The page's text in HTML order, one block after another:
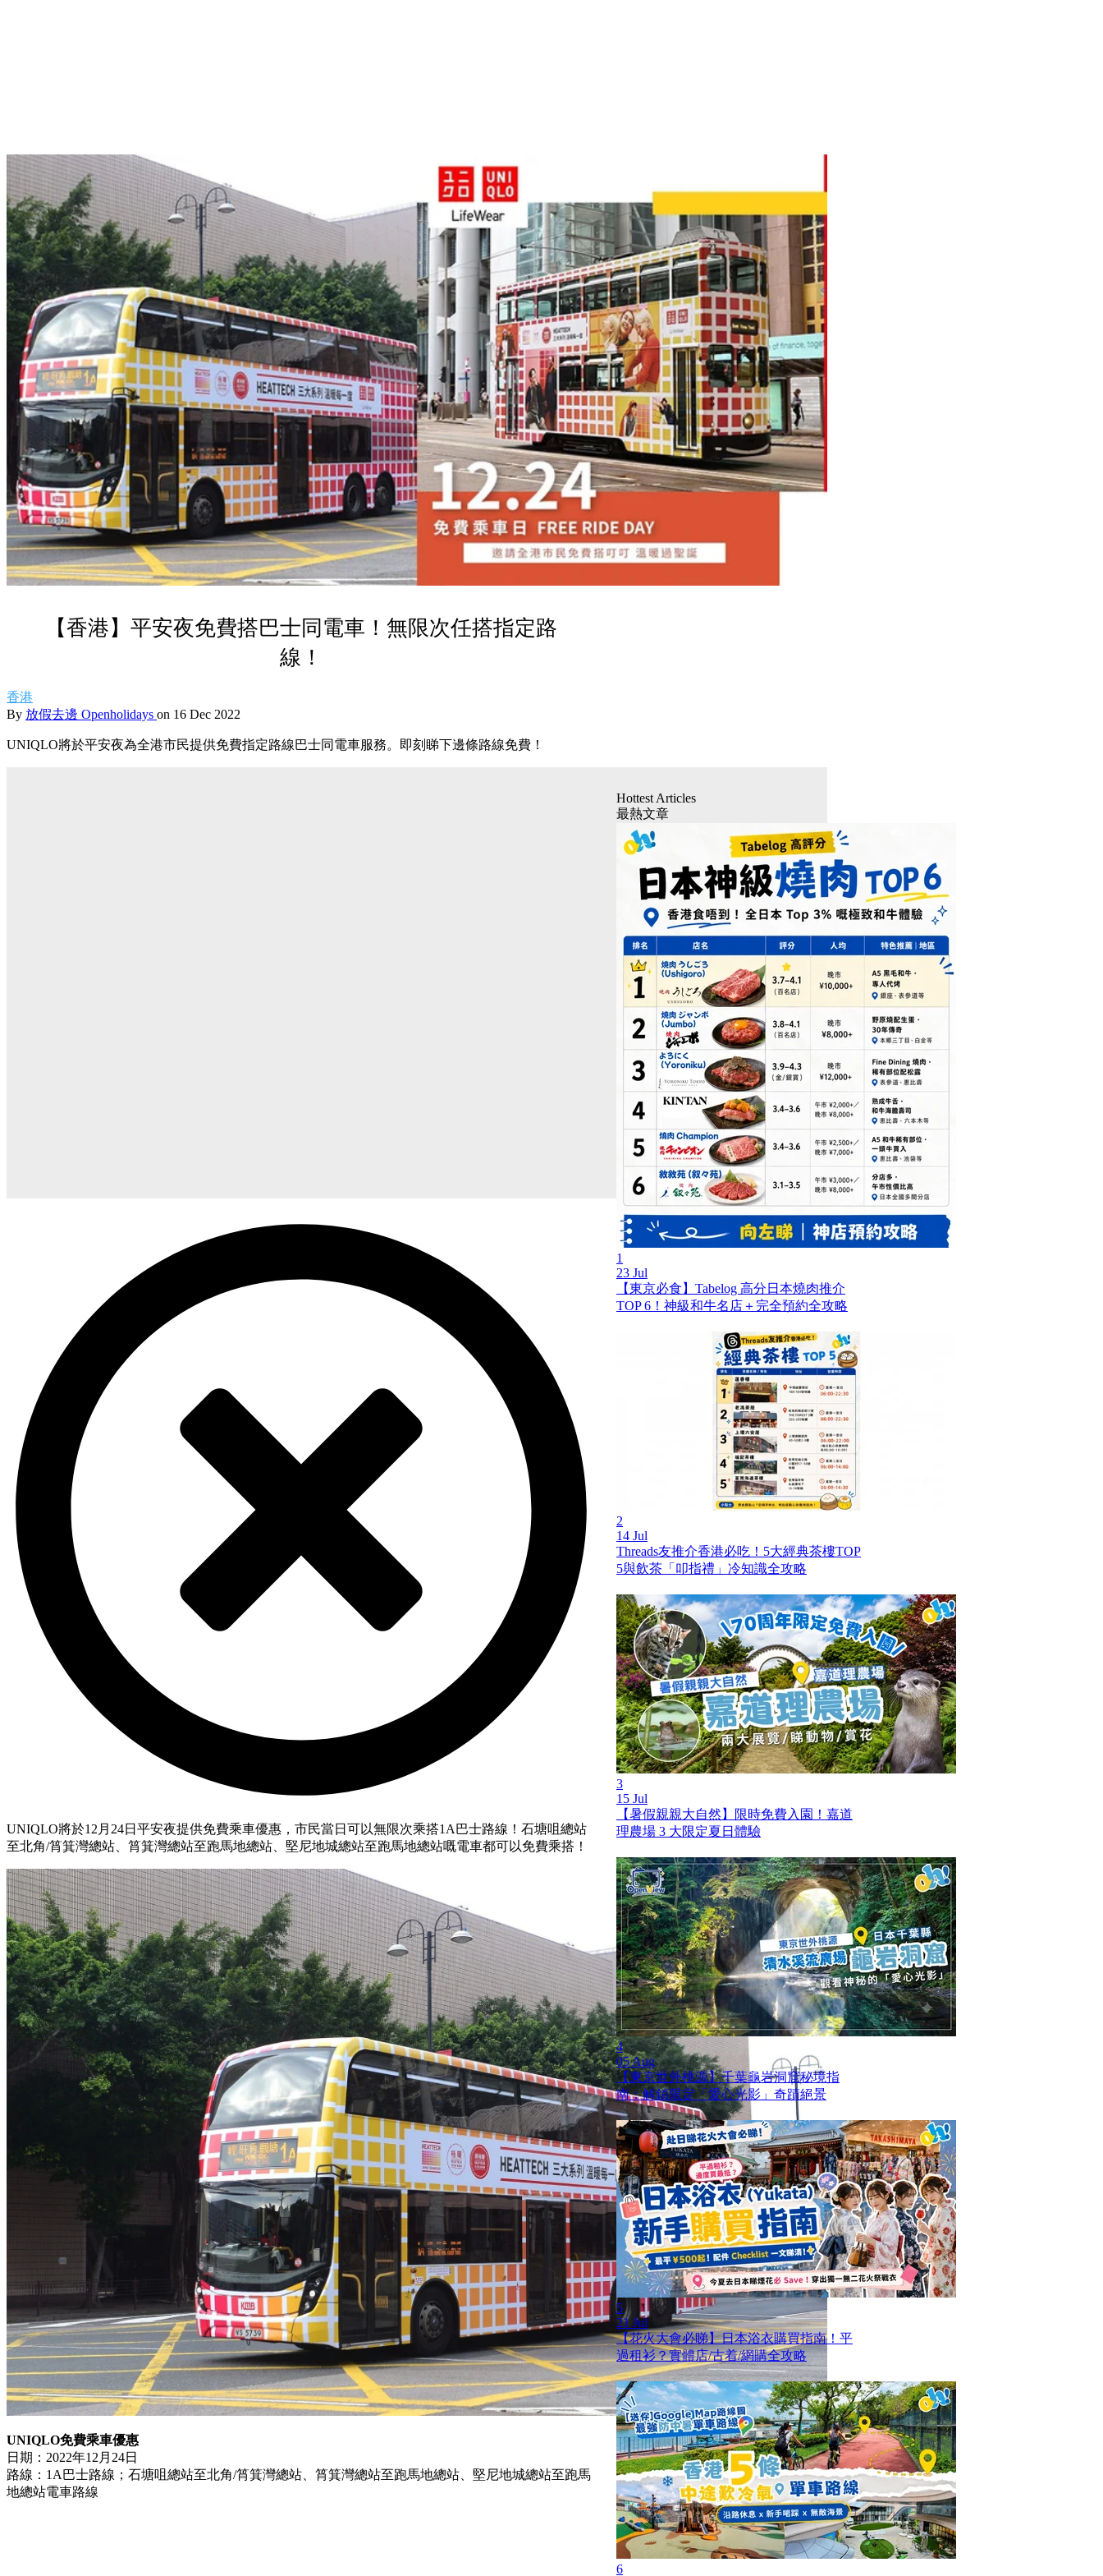
【香港】平安夜免費搭巴士同電車！無限次任搭指定路
線！
香港
By 放假去邊 Openholidays on 16 Dec 2022
UNIQLO將於平安夜為全港市民提供免費指定路線巴士同電車服務。即刻睇下邊條路線免費！
UNIQLO將於12月24日平安夜提供免費乘車優惠，市民當日可以無限次乘搭1A巴士路線！石塘咀總站
至北角/筲箕灣總站、筲箕灣總站至跑馬地總站、堅尼地城總站至跑馬地總站嘅電車都可以免費乘搭！
UNIQLO免費乘車優惠
日期：2022年12月24日
路線：1A巴士路線；石塘咀總站至北角/筲箕灣總站、筲箕灣總站至跑馬地總站、堅尼地城總站至跑馬
地總站電車路線
Hottest Articles
最熱文章
1
23 Jul
【東京必食】Tabelog 高分日本燒肉推介
TOP 6！神級和牛名店＋完全預約全攻略
2
14 Jul
Threads友推介香港必吃！5大經典茶樓TOP
5與飲茶「叩指禮」冷知識全攻略
3
15 Jul
【暑假親親大自然】限時免費入園！嘉道
理農場 3 大限定夏日體驗
4
05 Aug
【東京世外桃源】千葉龜岩洞窟秘境指
南：解鎖限定「愛心光影」奇蹟絕景
5
21 Jul
【花火大會必睇】日本浴衣購買指南！平
過租衫？實體店/古着/網購全攻略
6